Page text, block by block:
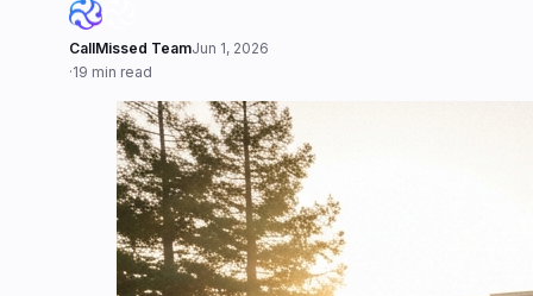
CallMissed TeamJun 1, 2026
·19 min read